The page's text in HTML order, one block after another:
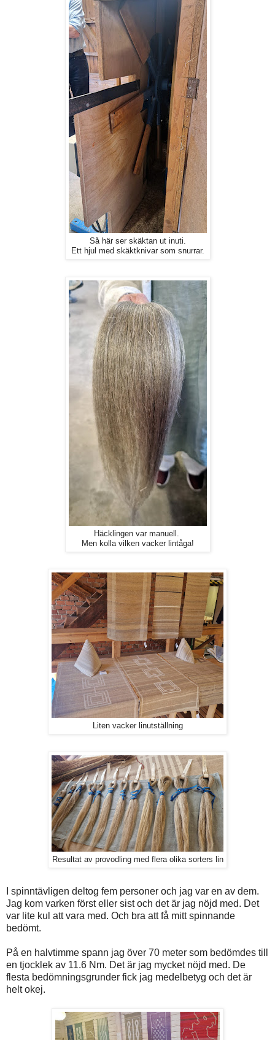
Så här ser skäktan ut inuti.
Ett hjul med skäktknivar som snurrar.
Häcklingen var manuell.
Men kolla vilken vacker lintåga!
Liten vacker linutställning
Resultat av provodling med flera olika sorters lin
I spinntävligen deltog fem personer och jag var en av dem.
Jag kom varken först eller sist och det är jag nöjd med. Det
var lite kul att vara med. Och bra att få mitt spinnande
bedömt.
På en halvtimme spann jag över 70 meter som bedömdes till
en tjocklek av 11.6 Nm. Det är jag mycket nöjd med. De
flesta bedömningsgrunder fick jag medelbetyg och det är
helt okej.